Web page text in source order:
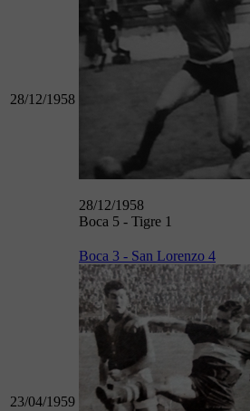
28/12/1958
28/12/1958
Boca 5 - Tigre 1
23/04/1959
Boca 3 - San Lorenzo 4